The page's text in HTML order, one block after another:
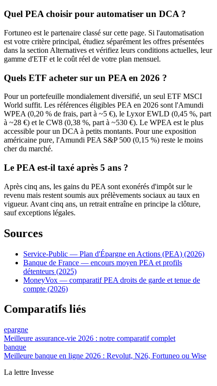
Quel PEA choisir pour automatiser un DCA ?
Fortuneo est le partenaire classé sur cette page. Si l'automatisation
est votre critère principal, étudiez séparément les offres présentées
dans la section Alternatives et vérifiez leurs conditions actuelles, leur
gamme d'ETF et le coût réel de votre plan mensuel.
Quels ETF acheter sur un PEA en 2026 ?
Pour un portefeuille mondialement diversifié, un seul ETF MSCI
World suffit. Les références éligibles PEA en 2026 sont l'Amundi
WPEA (0,20 % de frais, part à ~5 €), le Lyxor EWLD (0,45 %, part
à ~28 €) et le CW8 (0,38 %, part à ~530 €). Le WPEA est le plus
accessible pour un DCA à petits montants. Pour une exposition
américaine pure, l'Amundi PEA S&P 500 (0,15 %) reste le moins
cher du marché.
Le PEA est-il taxé après 5 ans ?
Après cinq ans, les gains du PEA sont exonérés d'impôt sur le
revenu mais restent soumis aux prélèvements sociaux au taux en
vigueur. Avant cinq ans, un retrait entraîne en principe la clôture,
sauf exceptions légales.
Sources
Service-Public — Plan d'Épargne en Actions (PEA) (2026)
Banque de France — encours moyen PEA et profils
détenteurs (2025)
MoneyVox — comparatif PEA droits de garde et tenue de
compte (2026)
Comparatifs liés
epargne
Meilleure assurance-vie 2026 : notre comparatif complet
banque
Meilleure banque en ligne 2026 : Revolut, N26, Fortuneo ou Wise
La lettre Invesse